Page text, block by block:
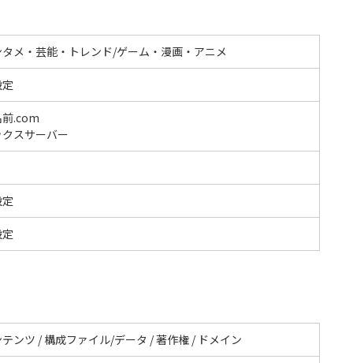
メ・芸能・トレンド/ゲーム・漫画・アニメ
前.com
スサーバー
テンツ / 構成ファイル/データ / 著作権 / ドメイン